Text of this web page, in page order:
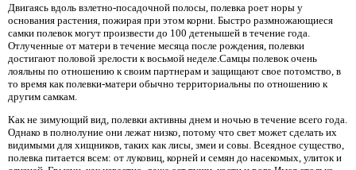
Двигаясь вдоль взлетно-посадочной полосы, полевка роет норы у
основания растения, пожирая при этом корни. Быстро размножающиеся
самки полевок могут произвести до 100 детенышей в течение года.
Отлученные от матери в течение месяца после рождения, полевки
достигают половой зрелости к восьмой неделе.Самцы полевок очень
лояльны по отношению к своим партнерам и защищают свое потомство, в
то время как полевки-матери обычно территориальны по отношению к
другим самкам.
Как не зимующий вид, полевки активны днем ​​и ночью в течение всего года.
Однако в полнолуние они лежат низко, потому что свет может сделать их
видимыми для хищников, таких как лисы, змеи и совы. Всеядное существо,
полевка питается всем: от луковиц, корней и семян до насекомых, улиток и